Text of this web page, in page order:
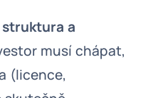
a
musí chápat,
(licence,